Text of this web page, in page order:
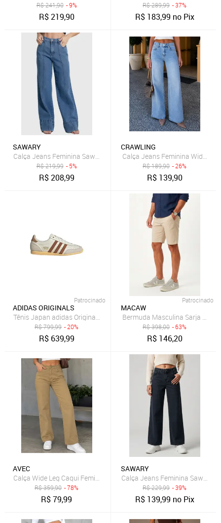
R$241,90 - 9%
R$219,90
R$289,99 - 37%
R$ 183,99 no Pix
SAWARY
Calça Jeans Feminina Sawary Wide Leg Azul
R$219,99 - 5%
R$208,99
CRAWLING
Calça Jeans Feminina Wide
R$189,90 - 26%
R$ 139,90
Patrocinado
ADIDAS ORIGINALS
Tênis Japan adidas Originals Bege
R$799,99 - 20%
R$ 639,99
Patrocinado
MACAW
R$398,00 - 63%
R$ 146,20
AVEC
Calça Wide Leg Caqui Feminina Cintura Alta Casual Chic Premium
R$359,90 - 78%
R$79,99
SAWARY
Calça Jeans Feminina Sawary
R$229,99 - 39%
R$ 139,99 no Pix